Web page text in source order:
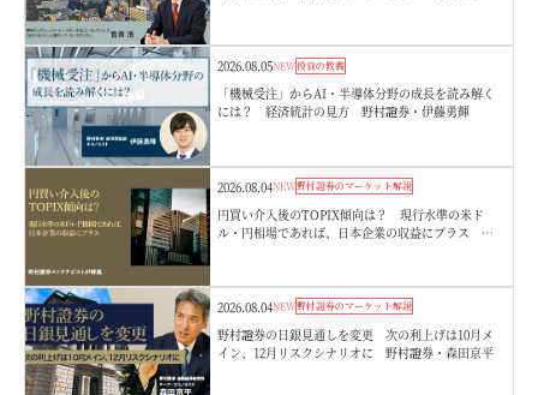
2026.08.05NEW投資の教養
「機械受注」からAI・半導体分野の成長を読み解く
には？ 経済統計の見方 野村證券・伊藤勇輝
2026.08.04NEW野村證券のマーケット解説
円買い介入後のTOPIX傾向は？ 現行水準の米ド
ル・円相場であれば、日本企業の収益にプラス 野
2026.08.04NEW野村證券のマーケット解説
野村證券の日銀見通しを変更 次の利上げは10月メ
イン、12月リスクシナリオに 野村證券・森田京平